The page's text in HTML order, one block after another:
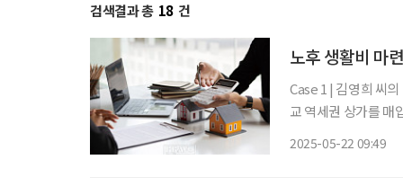
검색결과 총 18 건
노후 생활비 마
Case 1 | 김영희 씨의 상가 투자 60세 은퇴자인 김영희(가명) 씨는 퇴직금 3억 원으로 서울 근
교 역세권 상가를 매
2025-05-22 09:49